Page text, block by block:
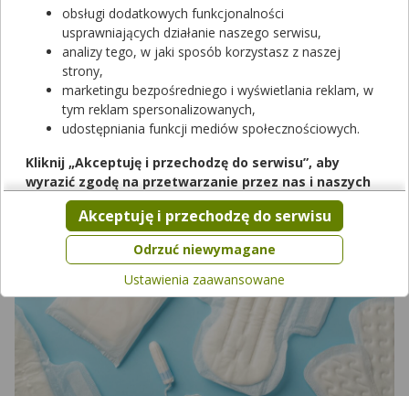
W trakcie cyklu miesiączkowego organizm kobiety przechodzi
wiele zmian. Wśród widocznych objawów, zależnych od fazy
cyklu, jest charakter śluzu przed okresem. Jaki jest prawidłowy
kolor śluzu przed okresem? Co powinno niepokoić w wyglądzie
wydzieliny z pochwy?
Łuczyński
obsługi dodatkowych funkcjonalności
usprawniających działanie naszego serwisu,
analizy tego, w jaki sposób korzystasz z naszej
strony,
marketingu bezpośredniego i wyświetlania reklam, w
tym reklam spersonalizowanych,
udostępniania funkcji mediów społecznościowych.
Kliknij „Akceptuję i przechodzę do serwisu”, aby
wyrazić zgodę na przetwarzanie przez nas i naszych
partnerów Twoich danych w powyższych celach.
Pamiętaj, że wyrażenie zgody jest dobrowolne, a wyrażoną
zgodę możesz w każdej chwili cofnąć, możesz też wycofać
zgodę na przetwarzanie Twoich danych tylko w niektórych
celach. Jeżeli chcesz dowiedzieć się więcej lub chcesz
przeprowadzić konfigurację szczegółową, to możesz tego
dokonać za pomocą „Ustawień zaawansowanych”.
Więcej informacji na temat wykorzystywania narzędzi
zewnętrznych w naszym serwisie znajdziesz w Regulaminie
Odrzuć niewymagane
Akceptuję i przechodzę do serwisu
Ustawienia zaawansowane